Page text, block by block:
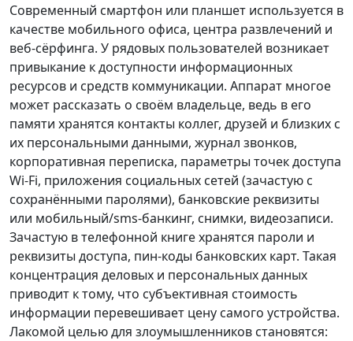
Современный смартфон или планшет используется в
качестве мобильного офиса, центра развлечений и
веб-сёрфинга. У рядовых пользователей возникает
привыкание к доступности информационных
ресурсов и средств коммуникации. Аппарат многое
может рассказать о своём владельце, ведь в его
памяти хранятся контакты коллег, друзей и близких с
их персональными данными, журнал звонков,
корпоративная переписка, параметры точек доступа
Wi-Fi, приложения социальных сетей (зачастую с
сохранёнными паролями), банковские реквизиты
или мобильный/sms-банкинг, снимки, видеозаписи.
Зачастую в телефонной книге хранятся пароли и
реквизиты доступа, пин-коды банковских карт. Такая
концентрация деловых и персональных данных
приводит к тому, что субъективная стоимость
информации перевешивает цену самого устройства.
Лакомой целью для злоумышленников становятся: